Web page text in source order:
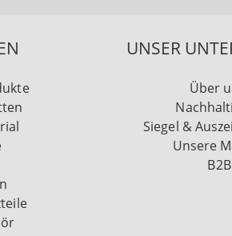
UNSER
Über
Siegel &
Unsere
B2B